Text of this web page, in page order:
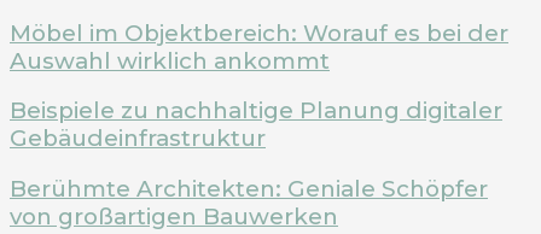
Möbel im Objektbereich: Worauf es bei der
Auswahl wirklich ankommt
Beispiele zu nachhaltige Planung digitaler
Gebäudeinfrastruktur
Berühmte Architekten: Geniale Schöpfer
von großartigen Bauwerken